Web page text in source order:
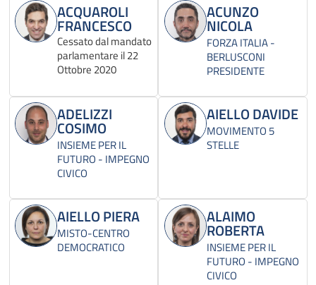
ACQUAROLI
FRANCESCO
Cessato dal mandato
parlamentare il 22
Ottobre 2020
ACUNZO
NICOLA
FORZA ITALIA -
BERLUSCONI
PRESIDENTE
ADELIZZI
COSIMO
INSIEME PER IL
FUTURO - IMPEGNO
CIVICO
AIELLO DAVIDE
MOVIMENTO 5
STELLE
AIELLO PIERA
MISTO-CENTRO
DEMOCRATICO
ALAIMO
ROBERTA
INSIEME PER IL
FUTURO - IMPEGNO
CIVICO